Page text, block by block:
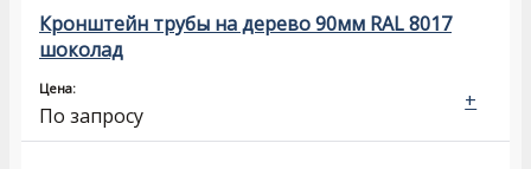
Кронштейн трубы на дерево 90мм RAL 8017
шоколад
Цена:
По запросу
+